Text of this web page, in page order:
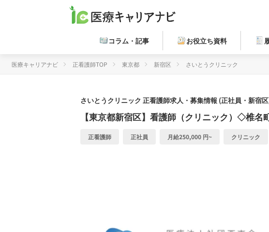
コラム・記事 お役立ち資料
医療キャリアナビ 正看護師TOP 東京都 新宿区 さいとうクリニック
さいとうクリニック 正看護師求人・募集情報 (正社員・新宿
【東京都新宿区】看護師（クリニック）◇椎名
正看護師 正社員 月給250,000 円~ クリニック